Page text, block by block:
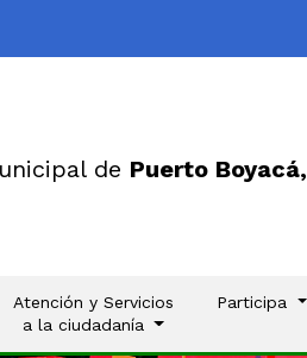
de Puerto Boyacá,
Atención y Servicios
a la ciudadanía
Participa